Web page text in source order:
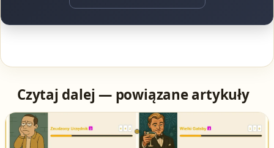
Czytaj dalej — powiązane artykuły